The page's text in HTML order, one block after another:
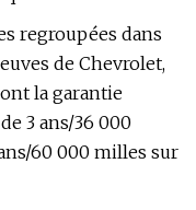
regroupées dans
de Chevrolet,
la garantie
3 ans/36 000
60 000 milles sur